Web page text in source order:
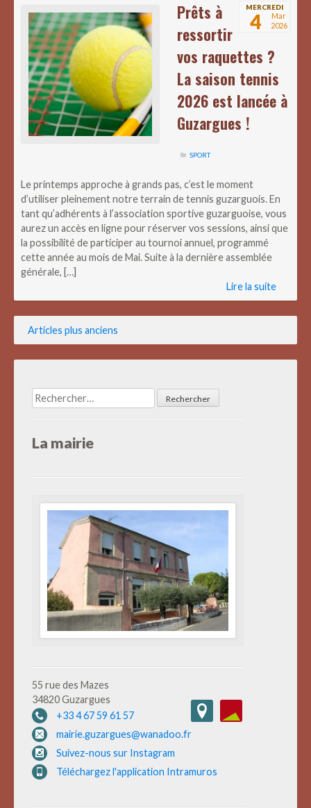
MERCREDI
4
Mar
2026
Prêts à
ressortir
vos raquettes ?
La saison tennis
2026 est lancée à
Guzargues !
SPORT
Le printemps approche à grands pas, c’est le moment
d’utiliser pleinement notre terrain de tennis guzarguois. En
tant qu’adhérents à l’association sportive guzarguoise, vous
aurez un accès en ligne pour réserver vos sessions, ainsi que
la possibilité de participer au tournoi annuel, programmé
cette année au mois de Mai. Suite à la dernière assemblée
générale, […]
Lire la suite
Navigation
des
Articles plus anciens
Rechercher :
La mairie
55 rue des Mazes
34820 Guzargues
+33 4 67 59 61 57
mairie.guzargues@wanadoo.fr
Suivez-nous sur Instagram
Téléchargez l'application Intramuros